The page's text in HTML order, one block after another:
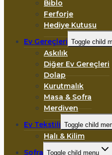
Biblo
Ferforje
Hediye Kutusu
Ev Gereçleri Toggle child
Askılık
Diğer Ev Gereçleri
Dolap
Kurutmalık
Masa & Sofra
Merdiven
Ev Tekstili Toggle child
Halı & Kilim
Sofra Toggle child menu